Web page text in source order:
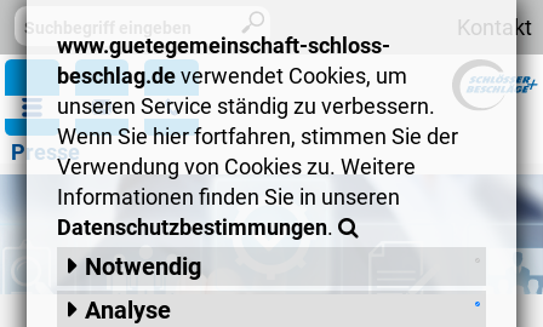
Kontakt
Presse
www.guetegemeinschaft-schloss-
beschlag.deverwendet Cookies, um
unseren Service ständig zu verbessern.
Wenn Sie hier fortfahren, stimmen Sie der
Verwendung von Cookies zu. Weitere
Informationen finden Sie in unseren
Datenschutzbestimmungen.
Notwendig
Session-Cookies
Analyse